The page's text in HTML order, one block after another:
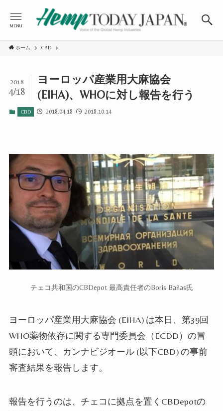
MENU
ホーム CBD
ヨーロッパ産業用大麻協会
(EIHA)、WHOに対し報告を行う
2018
4/18
CBD 2018.04.18 2018.10.14
チェコ共和国のCBDepot 最高責任者のBoris Baňas氏
ヨーロッパ産業用大麻協会 (EIHA) は本日、第39回
WHO薬物依存に関する専門委員会 （ECDD） の冒
頭において、カンナビジオール (以下CBD) の事前
審査結果を報告します。
報告を行うのは、チェコに拠点を置くCBDepotの